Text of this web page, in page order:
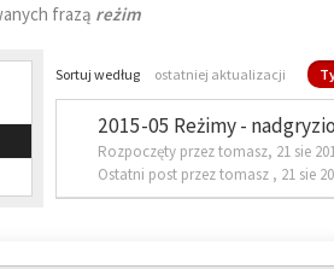
frazą reżim
Sortuj według ostatniej aktualizacji
2015-05 Reżimy -
Rozpoczęty przez tomasz, 21 sie
Ostatni post przez tomasz , 21 sie